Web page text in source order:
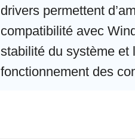
drivers permettent
compatibilité avec
stabilité du système et
fonctionnement des